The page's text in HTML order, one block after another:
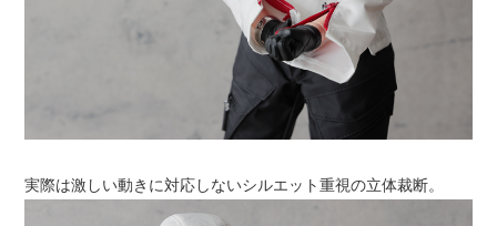
実際は激しい動きに対応しないシルエット重視の立体裁断。